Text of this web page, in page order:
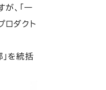
、「一
ロダクト
を統括